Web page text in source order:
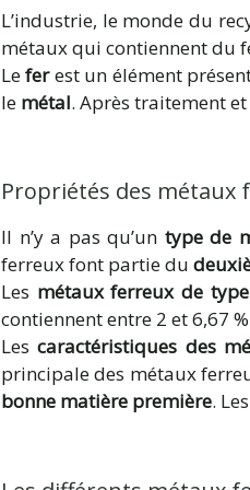
L’industrie, le monde du
métaux qui contiennent du
Leferest un élément
le métal. Après traitement
Propriétés des métaux
Il n’y a pas qu’un type de
ferreux font partie du
Les métaux ferreux de
contiennent entre 2 et 6,67
Lescaractéristiques des
principale des métaux
bonne matière première.